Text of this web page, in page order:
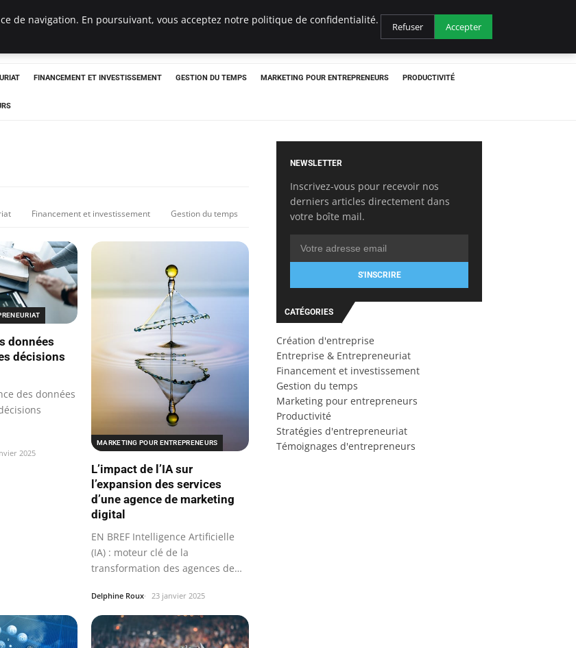
FINANCEMENT ET INVESTISSEMENT GESTION DU TEMPS MARKETING POUR ENTREPRENEURS PRODUCTIVITÉ
Financement et investissement Gestion du temps
données
décisions
des données
2025
MARKETING POUR ENTREPRENEURS
L’impact de l’IA sur
l’expansion des services
d’une agence de marketing
digital
EN BREF Intelligence Artificielle
(IA) : moteur clé de la
transformation des agences de
Delphine Roux 23 janvier 2025
NEWSLETTER
Inscrivez-vous pour recevoir nos
derniers articles directement dans
votre boîte mail.
S'INSCRIRE
CATÉGORIES
Création d'entreprise
Entreprise & Entrepreneuriat
Financement et investissement
Gestion du temps
Marketing pour entrepreneurs
Productivité
Stratégies d'entrepreneuriat
Témoignages d'entrepreneurs
de navigation. En poursuivant, vous acceptez notre politique de confidentialité.
Refuser Accepter